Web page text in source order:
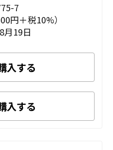
7
円＋税10%）
月19日
入する
入する